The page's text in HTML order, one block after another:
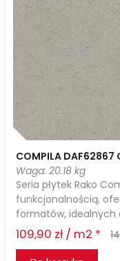
COMPILA DAF62867
Waga: 20.18 kg
Seria płytek Rako
funkcjonalnością,
formatów, idealnych
109,90 zł / m2 *